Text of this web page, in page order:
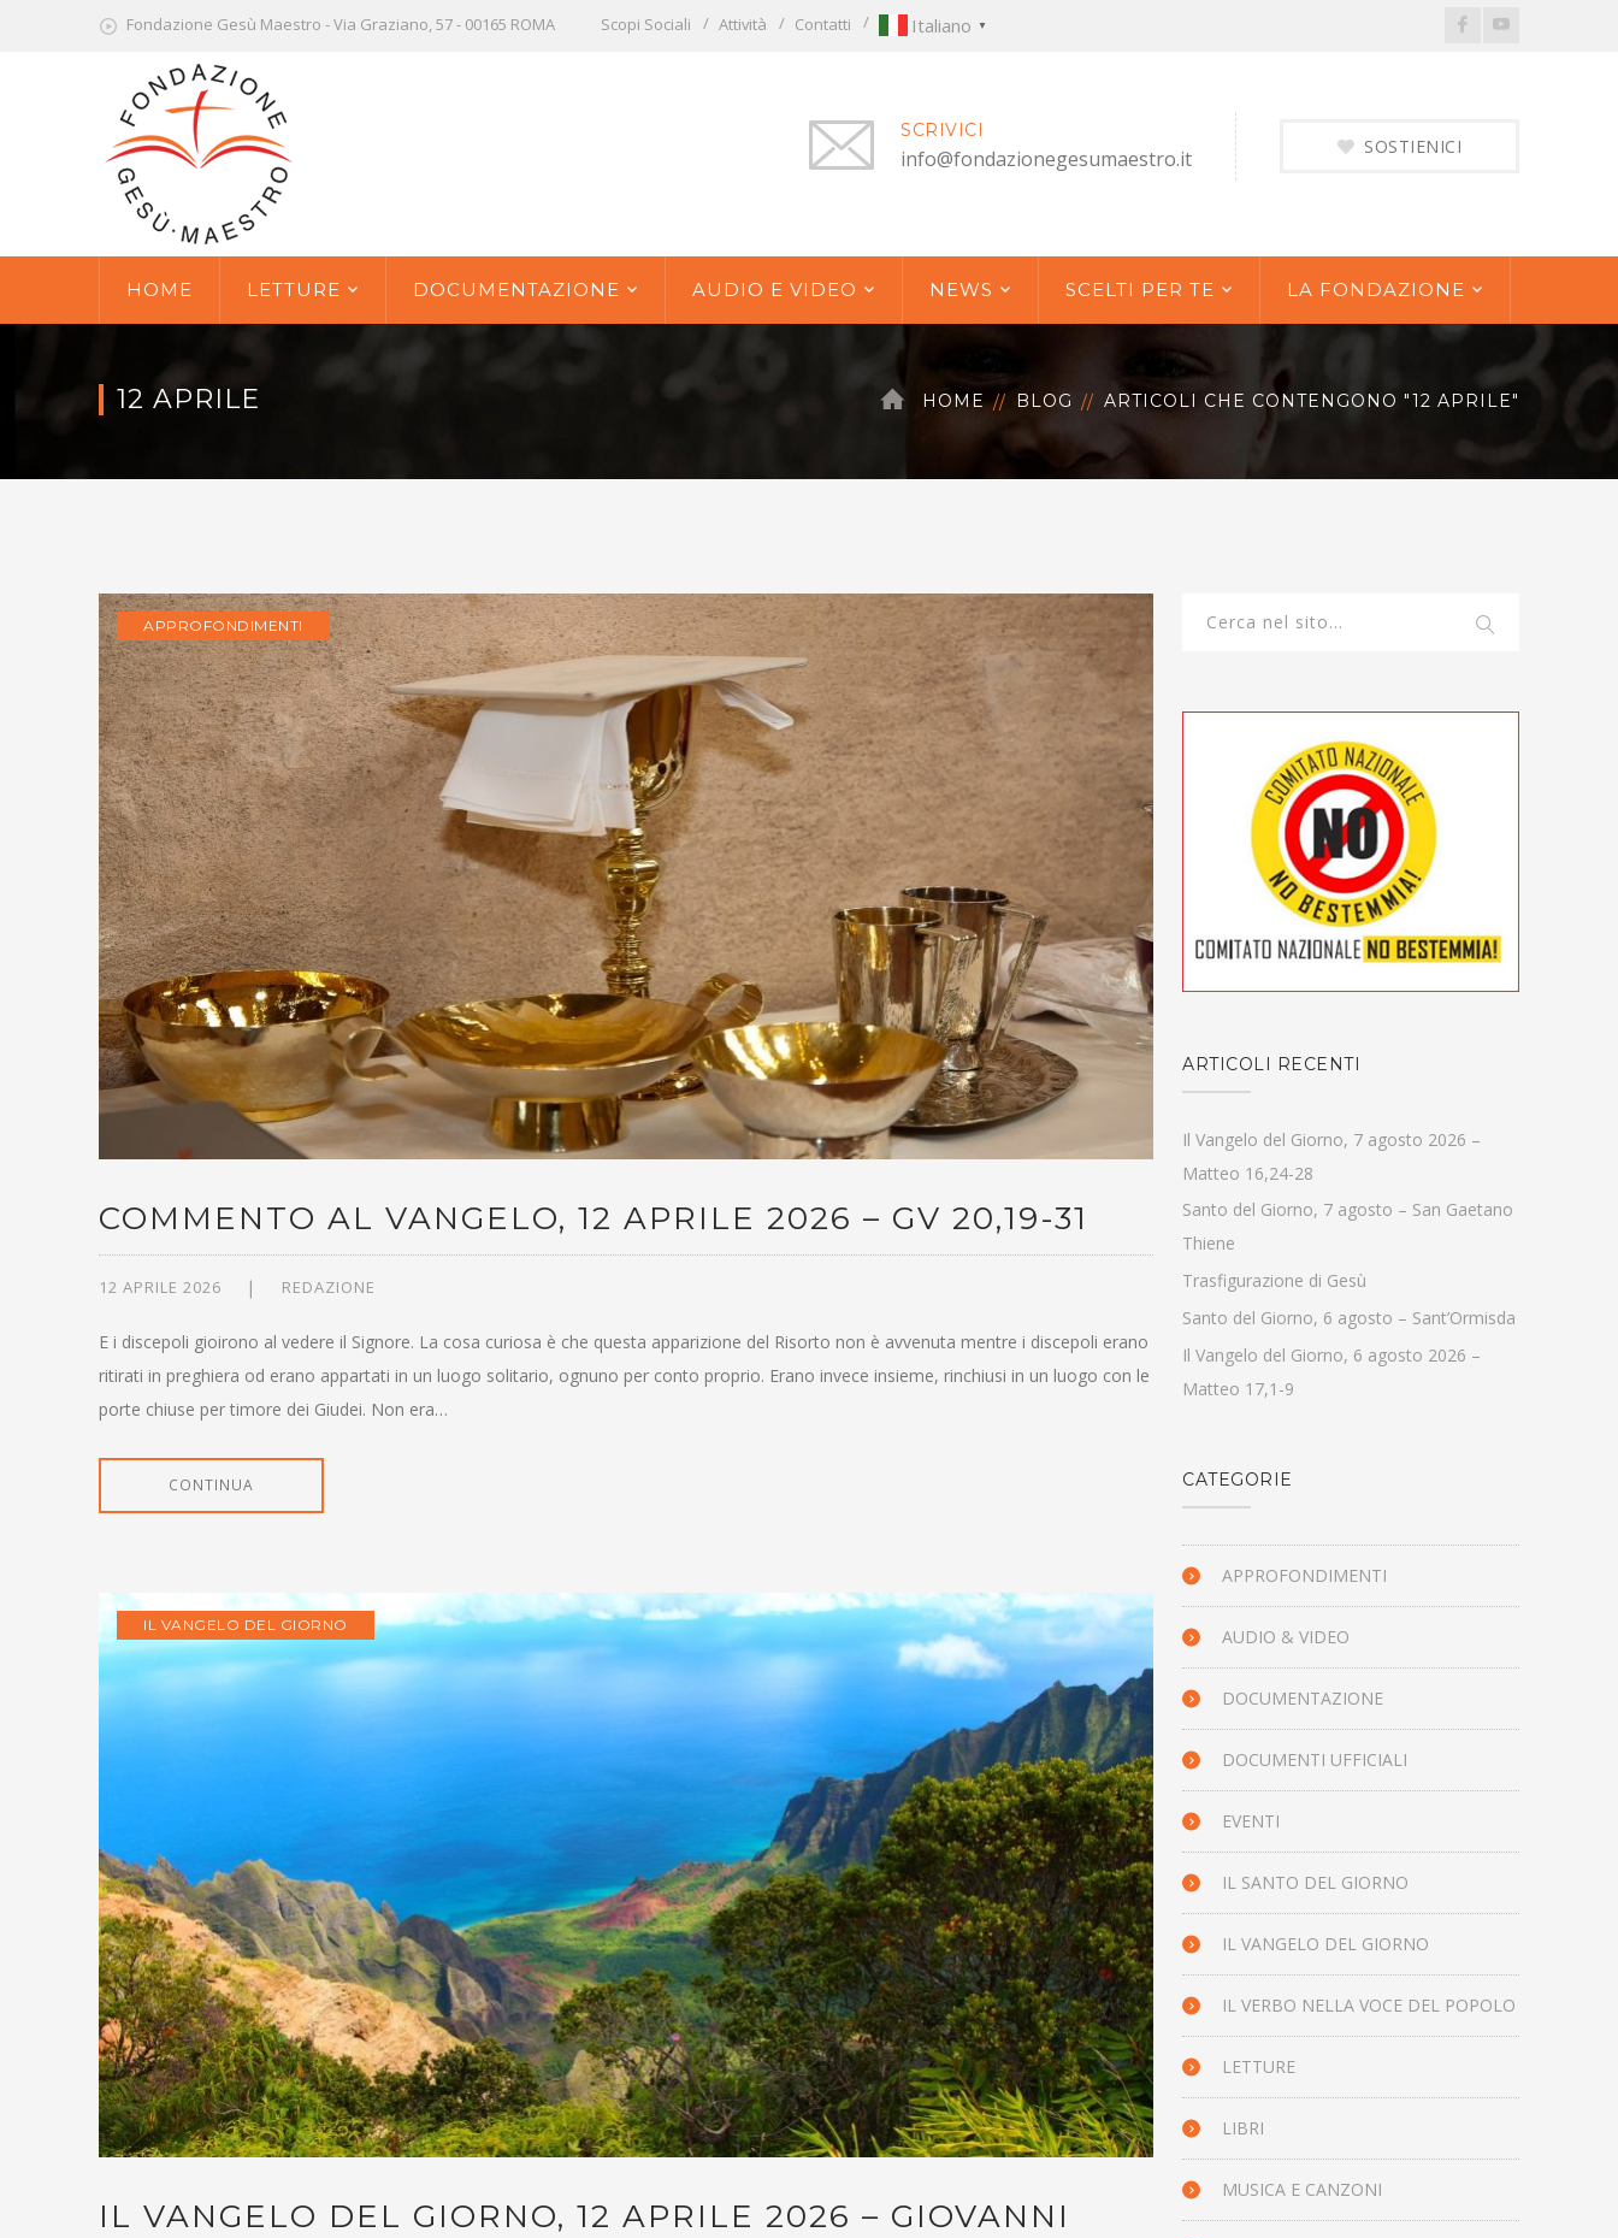
Fondazione Gesù Maestro - Via Graziano, 57 - 00165 ROMA Scopi Sociali Attività Contatti Italiano ▼
FacebookYoutube
SOSTIENICI
SCRIVICI
info@fondazionegesumaestro.it
HOME LETTURE DOCUMENTAZIONE AUDIO E VIDEO NEWS SCELTI PER TE LA FONDAZIONE
12 APRILE HOME BLOG ARTICOLI CHE CONTENGONO "12 APRILE"
APPROFONDIMENTI
COMMENTO AL VANGELO, 12 APRILE 2026 – GV 20,19-31
12 APRILE 2026 REDAZIONE
E i discepoli gioirono al vedere il Signore. La cosa curiosa è che questa apparizione del Risorto non è avvenuta mentre i discepoli erano
ritirati in preghiera od erano appartati in un luogo solitario, ognuno per conto proprio. Erano invece insieme, rinchiusi in un luogo con le
porte chiuse per timore dei Giudei. Non era…
CONTINUA
IL VANGELO DEL GIORNO
IL VANGELO DEL GIORNO, 12 APRILE 2026 – GIOVANNI
ARTICOLI RECENTI
Il Vangelo del Giorno, 7 agosto 2026 –
Matteo 16,24-28
Santo del Giorno, 7 agosto – San Gaetano
Thiene
Trasfigurazione di Gesù
Santo del Giorno, 6 agosto – Sant’Ormisda
Il Vangelo del Giorno, 6 agosto 2026 –
Matteo 17,1-9
CATEGORIE
APPROFONDIMENTI
AUDIO & VIDEO
DOCUMENTAZIONE
DOCUMENTI UFFICIALI
EVENTI
IL SANTO DEL GIORNO
IL VANGELO DEL GIORNO
IL VERBO NELLA VOCE DEL POPOLO
LETTURE
LIBRI
MUSICA E CANZONI